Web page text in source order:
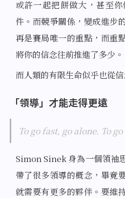
或許一起把餅做大，甚至
件。而競爭關係，變成進步
再是賽局唯一的重點，而重
將你的信念往前推進了多少。
而人類的有限生命似乎也從
「領導」才能走得更遠
To go fast, go alone. To
Simon Sinek 身為一個領袖
帶了很多領導的概念，畢竟
就需要有更多的夥伴。要維